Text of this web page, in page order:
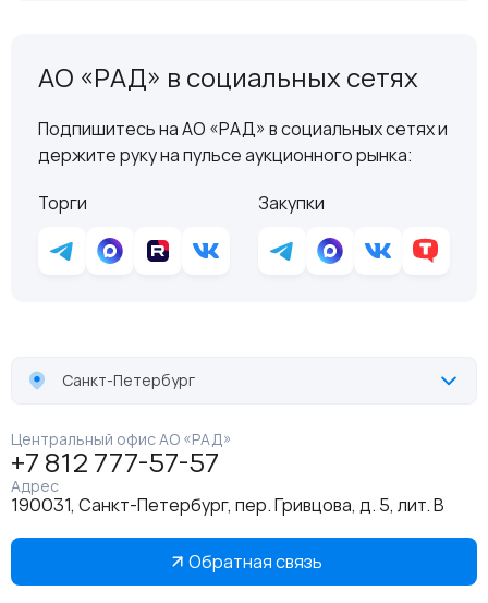
АО «РАД» в социальных сетях
Подпишитесь на АО «РАД» в социальных сетях и
держите руку на пульсе аукционного рынка:
Торги
Закупки
Санкт-Петербург
Центральный офис АО «РАД»
+7 812 777-57-57
Адрес
190031, Санкт-Петербург, пер. Гривцова, д. 5, лит. В
Обратная связь